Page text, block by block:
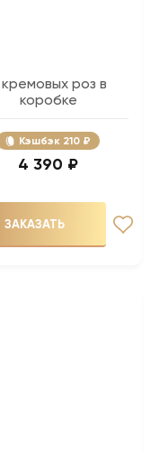
роз в
коробке
Кэшбэк 210 ₽
4 390 ₽
ЗАКАЗАТЬ